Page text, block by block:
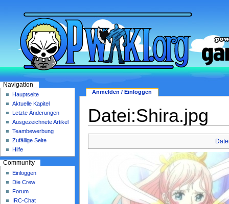
Datei:Shira.jpg
Anmelden / Einloggen
Navigation
Hauptseite
Aktuelle Kapitel
Letzte Änderungen
Ausgezeichnete Artikel
Teambewerbung
Zufällige Seite
Hilfe
Community
Einloggen
Die Crew
Forum
IRC-Chat